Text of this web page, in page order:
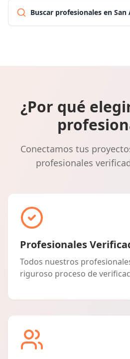
Buscar profesionales en San
¿Por qué
Conectamos tus
profesionales
Profesionales
Todos nuestros
riguroso proceso de